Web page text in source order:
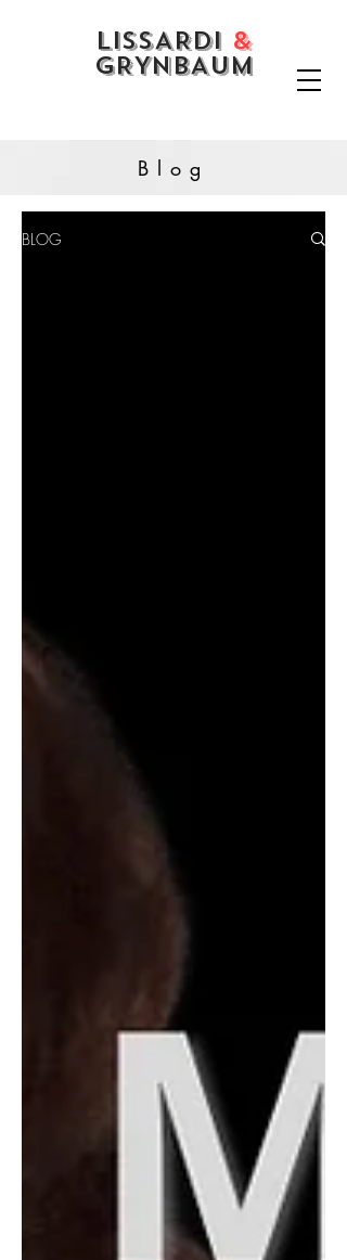
LISSARDI &
GRYNBAUM
Blog
BLOG